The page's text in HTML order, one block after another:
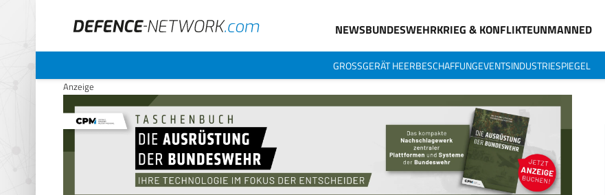
NEWSBUNDESWEHRKRIEG & KONFLIKTEUNMANNED
GROSSGERÄT HEERBESCHAFFUNGEVENTSINDUSTRIESPIEGEL
Anzeige